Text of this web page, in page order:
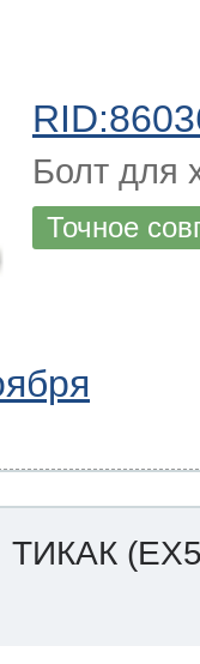
Болт для
Точное
ТИКАК